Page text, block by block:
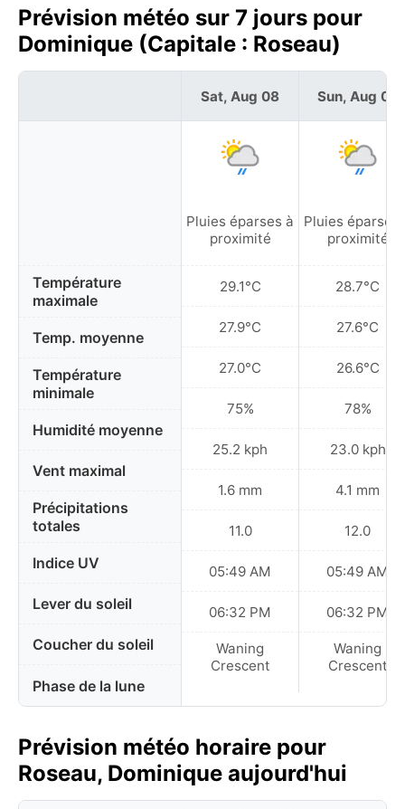
Prévision météo sur 7 jours pour
Dominique (Capitale : Roseau)
Température
maximale
Temp. moyenne
Température
minimale
Humidité moyenne
Vent maximal
Précipitations
totales
Indice UV
Lever du soleil
Coucher du soleil
Phase de la lune
Sat, Aug 08
Pluies éparses à
proximité
29.1°C
27.9°C
27.0°C
75%
25.2 kph
1.6 mm
11.0
05:49 AM
06:32 PM
Waning
Crescent
Sun, Aug 09
Pluies éparses
proximité
28.7°C
27.6°C
26.6°C
78%
23.0 kph
4.1 mm
12.0
05:49 AM
06:32 PM
Waning
Crescent
Prévision météo horaire pour
Roseau, Dominique aujourd'hui